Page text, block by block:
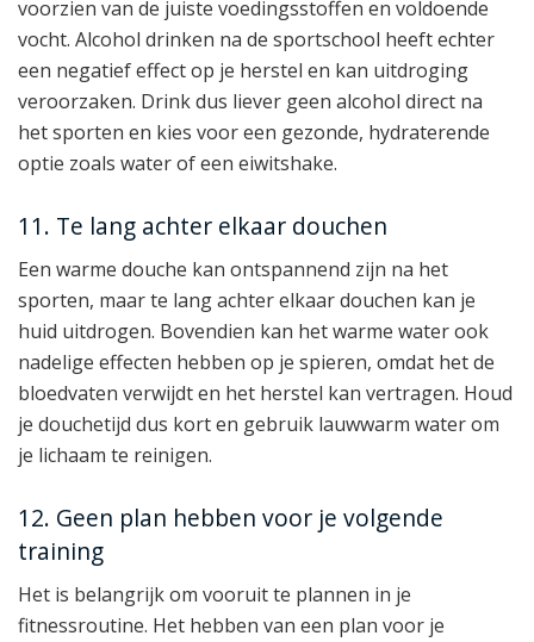
voorzien van de juiste voedingsstoffen en voldoende
vocht. Alcohol drinken na de sportschool heeft echter
een negatief effect op je herstel en kan uitdroging
veroorzaken. Drink dus liever geen alcohol direct na
het sporten en kies voor een gezonde, hydraterende
optie zoals water of een eiwitshake.
11. Te lang achter elkaar douchen
Een warme douche kan ontspannend zijn na het
sporten, maar te lang achter elkaar douchen kan je
huid uitdrogen. Bovendien kan het warme water ook
nadelige effecten hebben op je spieren, omdat het de
bloedvaten verwijdt en het herstel kan vertragen. Houd
je douchetijd dus kort en gebruik lauwwarm water om
je lichaam te reinigen.
12. Geen plan hebben voor je volgende
training
Het is belangrijk om vooruit te plannen in je
fitnessroutine. Het hebben van een plan voor je